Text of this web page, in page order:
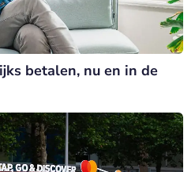
betalen, nu en in de